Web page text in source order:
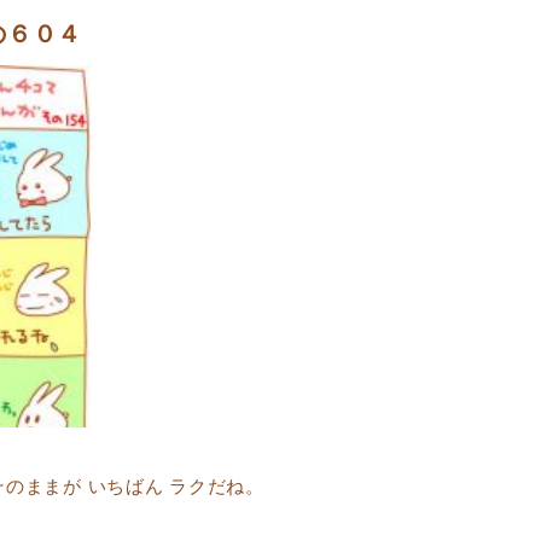
０４
ままが いちばん ラクだね。